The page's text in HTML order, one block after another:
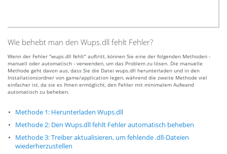
Wie behebt man den Wups.dll fehlt Fehler?
Wenn der Fehler "wups.dll fehlt" auftritt, können Sie eine der folgenden Methoden -
manuell oder automatisch - verwenden, um das Problem zu lösen. Die manuelle
Methode geht davon aus, dass Sie die Datei wups.dll herunterladen und in den
Installationsordner von game/application legen, während die zweite Methode viel
einfacher ist, da sie es Ihnen ermöglicht, den Fehler mit minimalem Aufwand
automatisch zu beheben.
Methode 1: Herunterladen Wups.dll
Methode 2: Den Wups.dll fehlt Fehler automatisch beheben
Methode 3: Treiber aktualisieren, um fehlende .dll-Dateien
wiederherzustellen